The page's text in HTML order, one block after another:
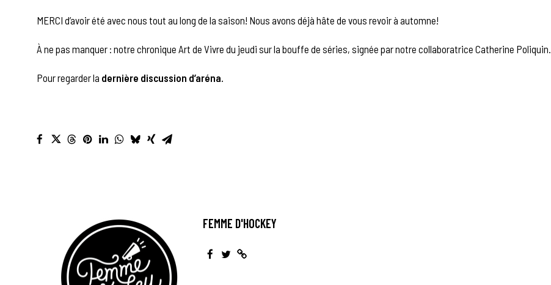
MERCI d’avoir été avec nous tout au long de la saison! Nous avons déjà hâte de vous revoir à automne!
À ne pas manquer : notre chronique Art de Vivre du jeudi sur la bouffe de séries, signée par notre collaboratrice Catherine Poliquin.
Pour regarder la dernière discussion d’aréna.
FEMME D'HOCKEY